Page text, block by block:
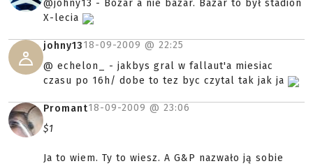
@johny13 - Bozar a nie bazar. Bazar to był stadion
X-lecia
johny1318-09-2009 @ 22:25
@ echelon_ - jakbys gral w fallaut'a miesiac
czasu po 16h/ dobe to tez byc czytal tak jak ja
Promant18-09-2009 @ 23:06
$1
Ja to wiem. Ty to wiesz. A G&P nazwało ją sobie